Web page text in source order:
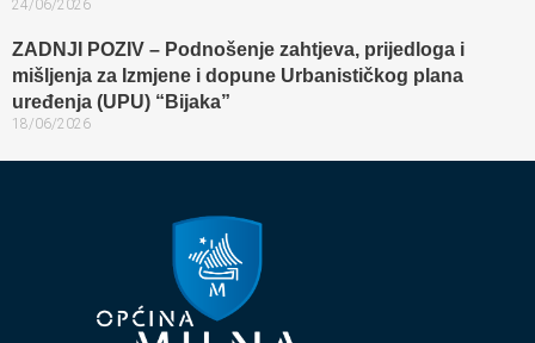
24/06/2026
ZADNJI POZIV – Podnošenje zahtjeva, prijedloga i
mišljenja za Izmjene i dopune Urbanističkog plana
uređenja (UPU) “Bijaka”
18/06/2026